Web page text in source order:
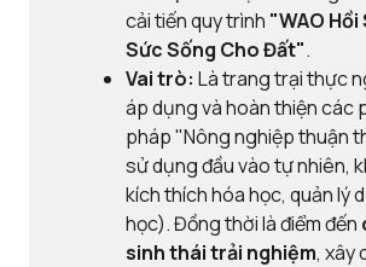
cải tiến quy trình "WAO Hồi
Sức Sống Cho Đất".
Vai trò: Là trang trại thực
áp dụng và hoàn thiện các
pháp "Nông nghiệp thuận
sử dụng đầu vào tự nhiên,
kích thích hóa học, quản lý
học). Đồng thời là điểm đến
sinh thái trải nghiệm, xây